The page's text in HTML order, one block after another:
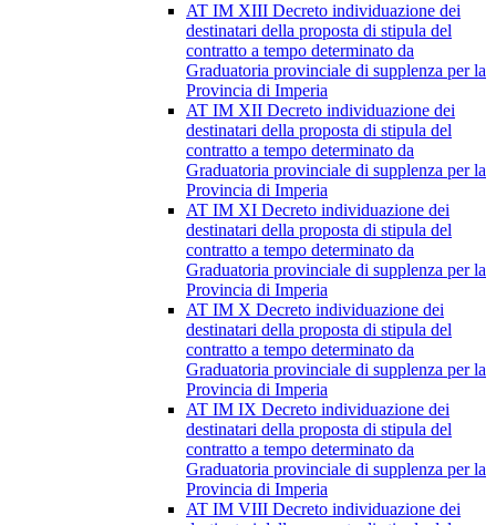
AT IM XIII Decreto individuazione dei
destinatari della proposta di stipula del
contratto a tempo determinato da
Graduatoria provinciale di supplenza per la
Provincia di Imperia
AT IM XII Decreto individuazione dei
destinatari della proposta di stipula del
contratto a tempo determinato da
Graduatoria provinciale di supplenza per la
Provincia di Imperia
AT IM XI Decreto individuazione dei
destinatari della proposta di stipula del
contratto a tempo determinato da
Graduatoria provinciale di supplenza per la
Provincia di Imperia
AT IM X Decreto individuazione dei
destinatari della proposta di stipula del
contratto a tempo determinato da
Graduatoria provinciale di supplenza per la
Provincia di Imperia
AT IM IX Decreto individuazione dei
destinatari della proposta di stipula del
contratto a tempo determinato da
Graduatoria provinciale di supplenza per la
Provincia di Imperia
AT IM VIII Decreto individuazione dei